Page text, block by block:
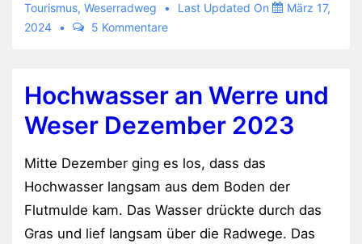
noch
kaputt
Tourismus, Weserradweg Last Updated On
März 17,
2024
5 Kommentare
Hochwasser an Werre und
Weser Dezember 2023
Mitte Dezember ging es los, dass das
Hochwasser langsam aus dem Boden der
Flutmulde kam. Das Wasser drückte durch das
Gras und lief langsam über die Radwege. Das